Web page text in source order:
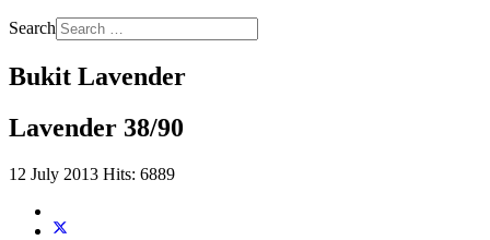
Search
Bukit Lavender
Lavender 38/90
12 July 2013 Hits: 6889